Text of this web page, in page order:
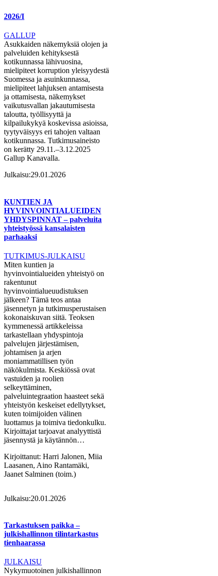
2026/I
GALLUP
Asukkaiden näkemyksiä olojen ja
palveluiden kehityksestä
kotikunnassa lähivuosina,
mielipiteet korruption yleisyydestä
Suomessa ja asuinkunnassa,
mielipiteet lahjuksen antamisesta
ja ottamisesta, näkemykset
vaikutusvallan jakautumisesta
taloutta, työllisyyttä ja
kilpailukykyä koskevissa asioissa,
tyytyväisyys eri tahojen valtaan
kotikunnassa. Tutkimusaineisto
on kerätty 29.11.–3.12.2025
Gallup Kanavalla.
Julkaisu:29.01.2026
KUNTIEN JA
HYVINVOINTIALUEIDEN
YHDYSPINNAT – palveluita
yhteistyössä kansalaisten
parhaaksi
TUTKIMUS-JULKAISU
Miten kuntien ja
hyvinvointialueiden yhteistyö on
rakentunut
hyvinvointialueuudistuksen
jälkeen? Tämä teos antaa
jäsennetyn ja tutkimusperustaisen
kokonaiskuvan siitä. Teoksen
kymmenessä artikkeleissa
tarkastellaan yhdyspintoja
palvelujen järjestämisen,
johtamisen ja arjen
moniammatillisen työn
näkökulmista. Keskiössä ovat
vastuiden ja roolien
selkeyttäminen,
palveluintegraation haasteet sekä
yhteistyön keskeiset edellytykset,
kuten toimijoiden välinen
luottamus ja toimiva tiedonkulku.
Kirjoittajat tarjoavat analyyttistä
jäsennystä ja käytännön…
Kirjoittanut: Harri Jalonen, Miia
Laasanen, Aino Rantamäki,
Jaanet Salminen (toim.)
Julkaisu:20.01.2026
Tarkastuksen paikka –
julkishallinnon tilintarkastus
tienhaarassa
JULKAISU
Nykymuotoinen julkishallinnon